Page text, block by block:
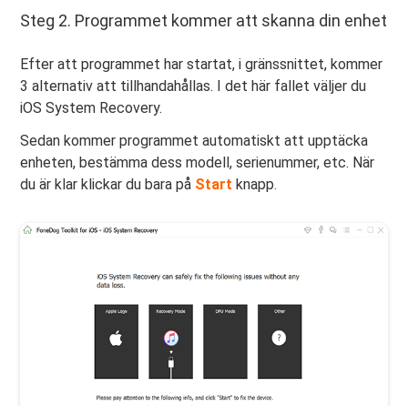
Steg 2. Programmet kommer att skanna din enhet
Efter att programmet har startat, i gränssnittet, kommer
3 alternativ att tillhandahållas. I det här fallet väljer du
iOS System Recovery.
Sedan kommer programmet automatiskt att upptäcka
enheten, bestämma dess modell, serienummer, etc. När
du är klar klickar du bara på Start knapp.